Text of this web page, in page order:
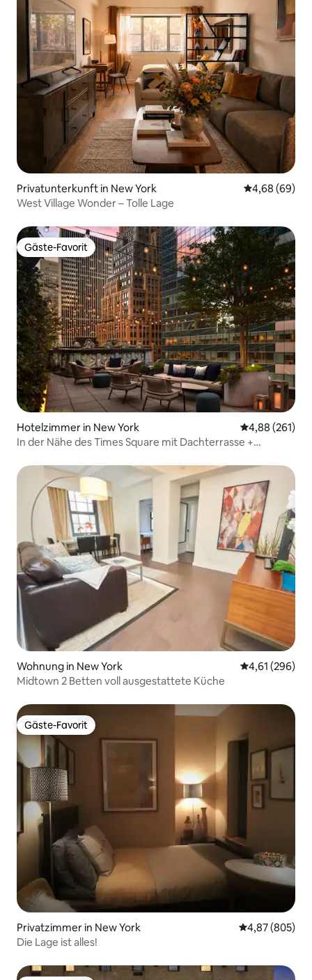
Privatunterkunft in New York
4,68 (69)
West Village Wonder – Tolle Lage
Gäste-Favorit
Gäste-Favorit
Hotelzimmer in New York
4,88 (261)
In der Nähe des Times Square mit Dachterrasse +
Wohnung in New York
4,61 (296)
Midtown 2 Betten voll ausgestattete Küche
Gäste-Favorit
Gäste-Favorit
Privatzimmer in New York
4,87 (805)
Die Lage ist alles!